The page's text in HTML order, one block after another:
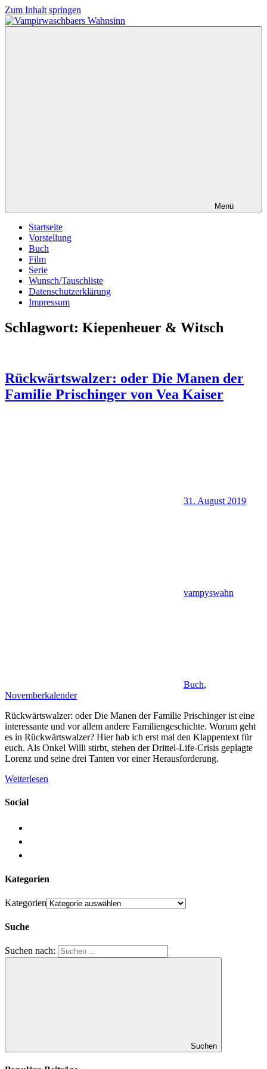
Zum Inhalt springen
Menü
Startseite
Vorstellung
Buch
Film
Serie
Wunsch/Tauschliste
Datenschutzerklärung
Impressum
Schlagwort: Kiepenheuer & Witsch
Rückwärtswalzer: oder Die Manen der
Familie Prischinger von Vea Kaiser
31. August 2019
vampyswahn
Buch,
Novemberkalender
Rückwärtswalzer: oder Die Manen der Familie Prischinger ist eine
interessante und vor allem andere Familiengeschichte. Worum geht
es in Rückwärtswalzer? Hier hab ich erst mal den Klappentext für
euch. Als Onkel Willi stirbt, stehen der Drittel-Life-Crisis geplagte
Lorenz und seine drei Tanten vor einer Herausforderung.
Weiterlesen
Social
Kategorien
Kategorien
Suche
Suchen nach:
Suchen